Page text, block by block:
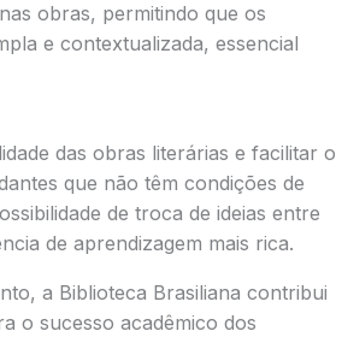
obras, permitindo que os
e contextualizada, essencial
das obras literárias e facilitar o
que não têm condições de
de troca de ideias entre
de aprendizagem mais rica.
a Biblioteca Brasiliana contribui
o sucesso acadêmico dos